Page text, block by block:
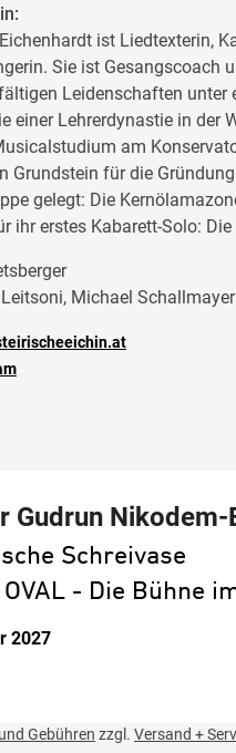
ist Liedtexterin,
Sie ist Gesangscoach
Leidenschaften unter
einer Lehrerdynastie in der
am
Grundstein für die
gelegt: Die
ihr erstes Kabarett-Solo:
Michael Schallmayer
Gudrun
Schreivase
- Die Bühne
2027
Gebühren zzgl. Versand +